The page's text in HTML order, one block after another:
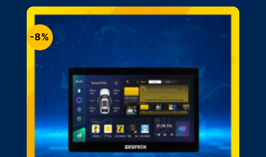
17.500.000₫.là:
15.500.000₫.
-8%